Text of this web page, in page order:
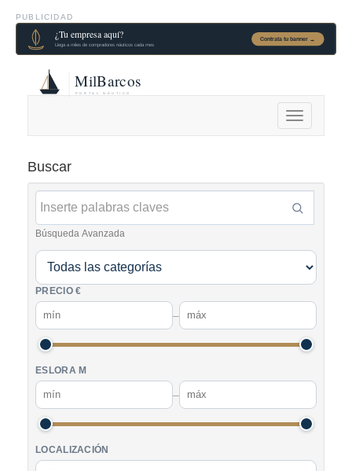
PUBLICIDAD
Alternar
navegación
Buscar
Búsqueda Avanzada
PRECIO €
–
ESLORA M
–
LOCALIZACIÓN